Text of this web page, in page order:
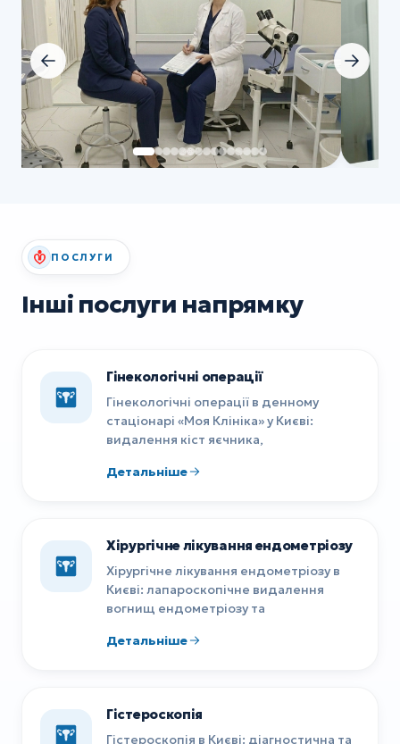
ПОСЛУГИ
Інші послуги напрямку
Гінекологічні операції
Гінекологічні операції в денному
стаціонарі «Моя Клініка» у Києві:
видалення кіст яєчника,
Детальніше
Хірургічне лікування ендометріозу
Хірургічне лікування ендометріозу в
Києві: лапароскопічне видалення
вогнищ ендометріозу та
Детальніше
Гістероскопія
Гістероскопія в Києві: діагностична та